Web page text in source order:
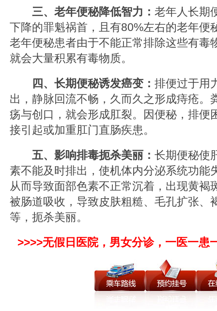
三、老年便秘降低智力： 老年人长期
下降的罪魁祸首，且有80%左右的老年便
老年便秘患者由于不能正常排除这些有毒
就会大量积累有毒物质。
四、长期便秘诱发癌变： 排便过于用
出，静脉回流不畅，久而久之形成痔疮。
疡与创口，就会形成肛裂。因便秘，排便
接引起或加重肛门直肠疾患。
五、影响排毒扼杀美丽： 长期便秘使
素不能及时排出，使机体内分泌系统功能
从而导致面部色素不正常沉着，出现黄褐
被肠道吸收，导致皮肤粗糙、毛孔扩张、
等，扼杀美丽。
>>>>无假日医院，男女分诊，一医一患